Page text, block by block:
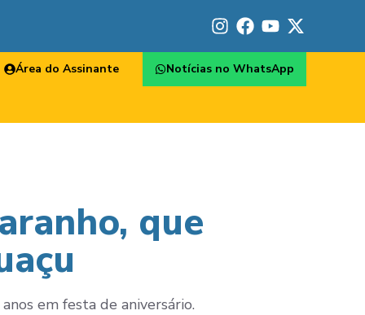
Área do Assinante Notícias no WhatsApp
que
em festa de aniversário.